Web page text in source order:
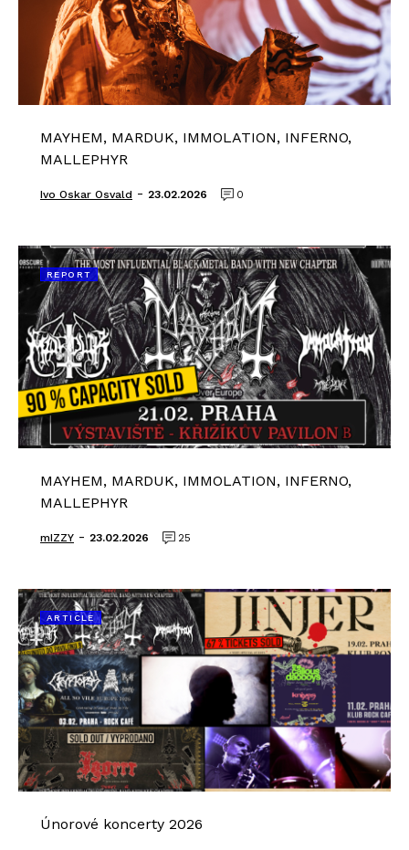
MAYHEM, MARDUK, IMMOLATION, INFERNO,
MALLEPHYR
Ivo Oskar Osvald - 23.02.2026 0
REPORT
MAYHEM, MARDUK, IMMOLATION, INFERNO,
MALLEPHYR
mIZZY - 23.02.2026 25
ARTICLE
Únorové koncerty 2026